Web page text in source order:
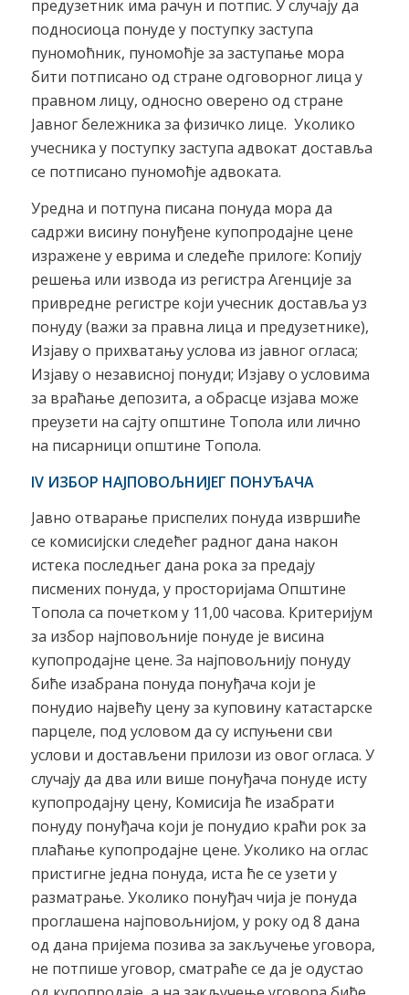
предузетник има рачун и потпис. У случају да
подносиоца понуде у поступку заступа
пуномоћник, пуномоћје за заступање мора
бити потписано од стране одговорног лица у
правном лицу, односно оверено од стране
Јавног бележника за физичко лице. Уколико
учесника у поступку заступа адвокат доставља
се потписано пуномоћје адвоката.
Уредна и потпуна писана понуда мора да
садржи висину понуђене купопродајне цене
изражене у еврима и следеће прилоге: Копију
решења или извода из регистра Агенције за
привредне регистре који учесник доставља уз
понуду (важи за правна лица и предузетнике),
Изјаву о прихватању услова из јавног огласа;
Изјаву о независној понуди; Изјаву о условима
за враћање депозита, а обрасце изјава може
преузети на сајту општине Топола или лично
на писарници општине Топола.
IV ИЗБОР НАЈПОВОЉНИЈЕГ ПОНУЂАЧА
Јавно отварање приспелих понуда извршиће
се комисијски следећег радног дана након
истека последњег дана рока за предају
писмених понуда, у просторијама Општине
Топола са почетком у 11,00 часова. Критеријум
за избор најповољније понуде је висина
купопродајне цене. За најповољнију понуду
биће изабрана понуда понуђача који је
понудио највећу цену за куповину катастарске
парцеле, под условом да су испуњени сви
услови и достављени прилози из овог огласа. У
случају да два или више понуђача понуде исту
купопродајну цену, Комисија ће изабрати
понуду понуђача који је понудио краћи рок за
плаћање купопродајне цене. Уколико на оглас
пристигне једна понуда, иста ће се узети у
разматрање. Уколико понуђач чија је понуда
проглашена најповољнијом, у року од 8 дана
од дана пријема позива за закључење уговора,
не потпише уговор, сматраће се да је одустао